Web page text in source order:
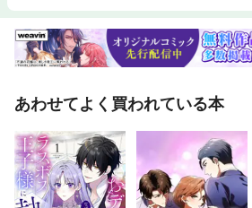
あわせてよく買われている本